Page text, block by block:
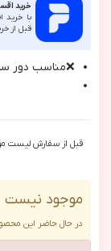
خرید
با خرید
قبل از
❌مناسب دور سر٤٦-
قبل از سفارش لیست
موجود نیست
در حال حاضر این